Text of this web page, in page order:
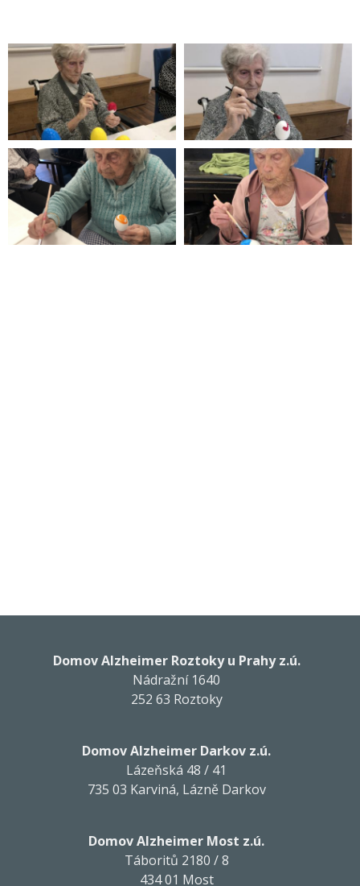
Domov Alzheimer Roztoky u Prahy z.ú.
Nádražní 1640
252 63 Roztoky
Domov Alzheimer Darkov z.ú.
Lázeňská 48 / 41
735 03 Karviná, Lázně Darkov
Domov Alzheimer Most z.ú.
Táboritů 2180 / 8
434 01 Most